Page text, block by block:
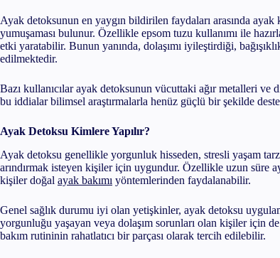
Ayak detoksunun en yaygın bildirilen faydaları arasında
yumuşaması bulunur. Özellikle epsom tuzu kullanımı ile
etki yaratabilir. Bunun yanında, dolaşımı iyileştirdiği,
edilmektedir.
Bazı kullanıcılar ayak detoksunun vücuttaki ağır metalleri ve
bu iddialar bilimsel araştırmalarla henüz güçlü bir şekilde
Ayak Detoksu Kimlere Yapılır?
Ayak detoksu genellikle yorgunluk hisseden, stresli yaşam
arındırmak isteyen kişiler için uygundur. Özellikle uzun süre
kişiler doğal ayak bakımı yöntemlerinden faydalanabilir.
Genel sağlık durumu iyi olan yetişkinler, ayak detoksu
yorgunluğu yaşayan veya dolaşım sorunları olan kişiler için
bakım rutininin rahatlatıcı bir parçası olarak tercih edilebilir.